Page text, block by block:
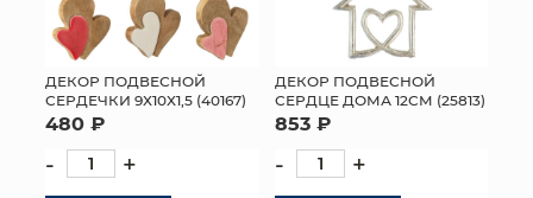
ДЕКОР ПОДВЕСНОЙ
СЕРДЕЧКИ 9Х10Х1,5 (40167)
480 ₽
- +
ДЕКОР ПОДВЕСНОЙ
СЕРДЦЕ ДОМА 12СМ (25813)
853 ₽
- +